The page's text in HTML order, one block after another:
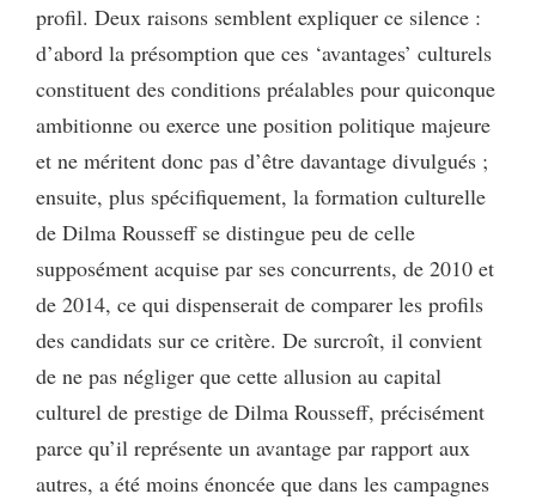
profil. Deux raisons semblent expliquer ce silence :
d’abord la présomption que ces ‘avantages’ culturels
constituent des conditions préalables pour quiconque
ambitionne ou exerce une position politique majeure
et ne méritent donc pas d’être davantage divulgués ;
ensuite, plus spécifiquement, la formation culturelle
de Dilma Rousseff se distingue peu de celle
supposément acquise par ses concurrents, de 2010 et
de 2014, ce qui dispenserait de comparer les profils
des candidats sur ce critère. De surcroît, il convient
de ne pas négliger que cette allusion au capital
culturel de prestige de Dilma Rousseff, précisément
parce qu’il représente un avantage par rapport aux
autres, a été moins énoncée que dans les campagnes